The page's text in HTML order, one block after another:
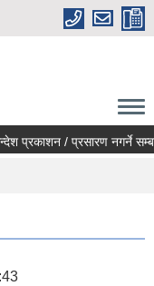
/ प्रसारण नगर्ने सम्बन्धी